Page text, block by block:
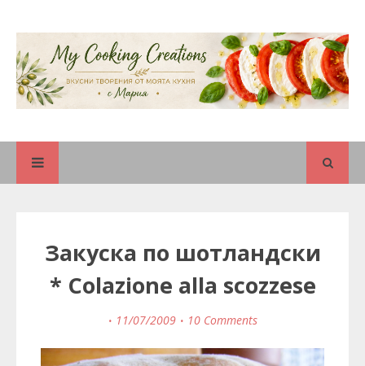
Закуска по шотландски
* Colazione alla scozzese
11/07/2009 10 Comments